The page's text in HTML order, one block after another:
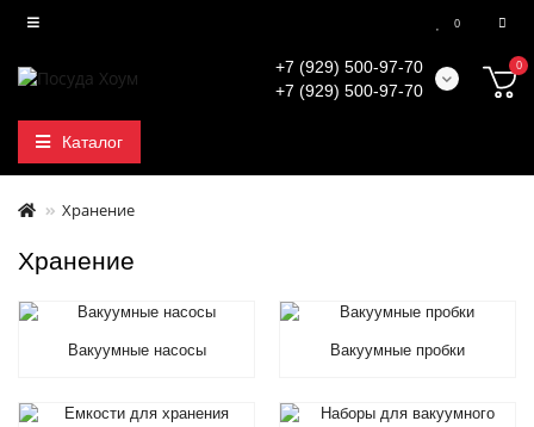
0
+7 (929) 500-97-70
+7 (929) 500-97-70
0
Каталог
Хранение
Хранение
Вакуумные насосы Вакуумные пробки